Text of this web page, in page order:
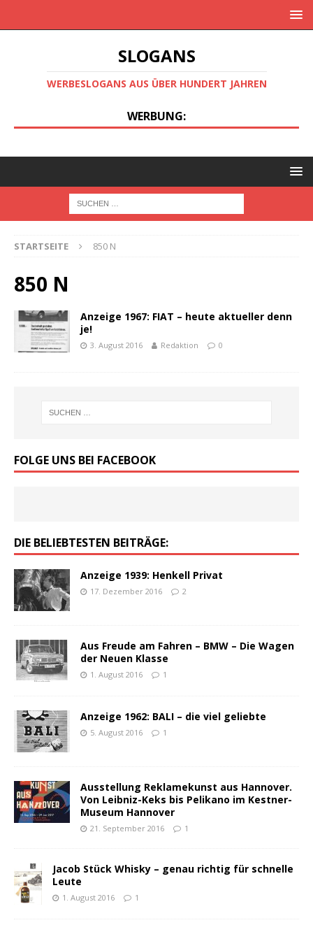
SLOGANS
WERBESLOGANS AUS ÜBER HUNDERT JAHREN
WERBUNG:
STARTSEITE 850 N
850 N
Anzeige 1967: FIAT – heute aktueller denn
je!
3. August 2016 Redaktion 0
FOLGE UNS BEI FACEBOOK
DIE BELIEBTESTEN BEITRÄGE:
Anzeige 1939: Henkell Privat
17. Dezember 2016 2
Aus Freude am Fahren – BMW – Die Wagen
der Neuen Klasse
1. August 2016 1
Anzeige 1962: BALI – die viel geliebte
5. August 2016 1
Ausstellung Reklamekunst aus Hannover.
Von Leibniz-Keks bis Pelikano im Kestner-
Museum Hannover
21. September 2016 1
Jacob Stück Whisky – genau richtig für schnelle
Leute
1. August 2016 1